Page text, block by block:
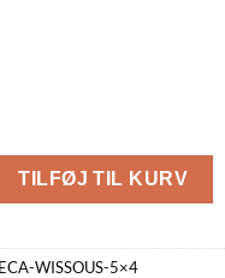
(5×4) antal
TILFØJ TIL KURV
WISSOUS-5×4